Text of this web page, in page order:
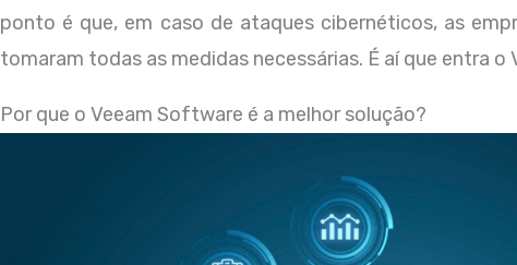
ponto é que, em caso de ataques cibernéticos, as
tomaram todas as medidas necessárias. É aí que entra o
Por que o Veeam Software é a melhor solução?